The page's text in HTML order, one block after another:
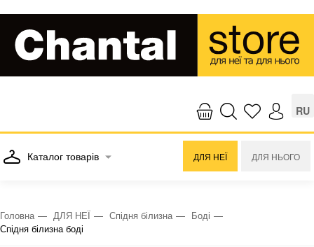
RU
Каталог товарів ДЛЯ НЕЇ ДЛЯ НЬОГО
Головна ДЛЯ НЕЇ Спідня білизна
Боді
Спідня білизна боді